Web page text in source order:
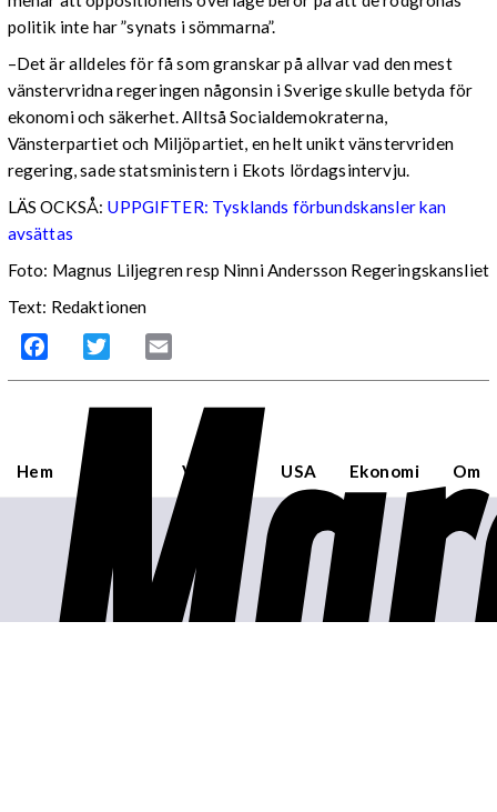
politik inte har ”synats i sömmarna”.
–Det är alldeles för få som granskar på allvar vad den mest
vänstervridna regeringen någonsin i Sverige skulle betyda för
ekonomi och säkerhet. Alltså Socialdemokraterna,
Vänsterpartiet och Miljöpartiet, en helt unikt vänstervriden
regering, sade statsministern i Ekots lördagsintervju.
LÄS OCKSÅ: UPPGIFTER: Tysklands förbundskansler kan
avsättas
Foto: Magnus Liljegren resp Ninni Andersson Regeringskansliet
Text: Redaktionen
Facebook Twitter
Hem Världen USA Ekonomi Om